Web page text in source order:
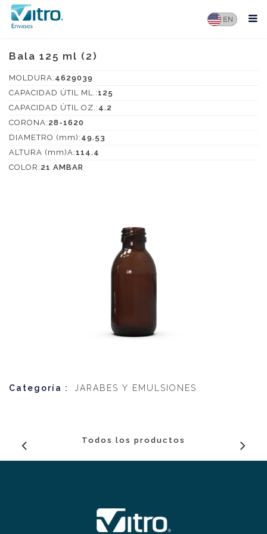
Bala 125 ml (2)
MOLDURA: 4629039
CAPACIDAD ÚTIL ML.:125
CAPACIDAD ÚTIL OZ.: 4.2
CORONA: 28-1620
DIAMETRO (mm): 49.53
ALTURA (mm)A:114.4
COLOR: 21 AMBAR
Categoría : JARABES Y EMULSIONES
Todos los productos